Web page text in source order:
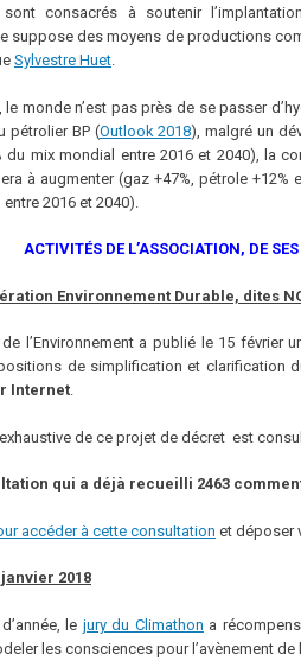
consacrés à soutenir
suppose des moyens de productions
Sylvestre Huet.
le monde n’est pas près de se passer
pétrolier BP (Outlook 2018), malgré un
du mix mondial entre 2016 et 2040), la
à augmenter (gaz +47%, pétrole
2016 et 2040).
ACTIVITÉS DE L’ASSOCIATION, DE
Environnement Durable, dites
l’Environnement a publié le 15
de simplification et clarification
Internet.
de ce projet de décret est
qui a déjà recueilli 2463
accéder à cette consultation et déposer
2018
le jury du Climathon a
les consciences pour l’avènement